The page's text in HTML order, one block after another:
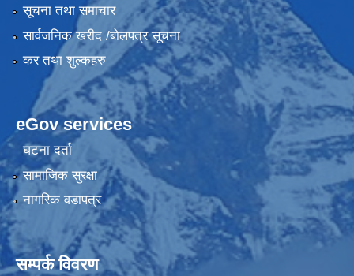
सूचना तथा समाचार
सार्वजनिक खरीद /बोलपत्र सूचना
कर तथा शुल्कहरु
eGov services
घटना दर्ता
सामाजिक सुरक्षा
नागरिक वडापत्र
सम्पर्क विवरण